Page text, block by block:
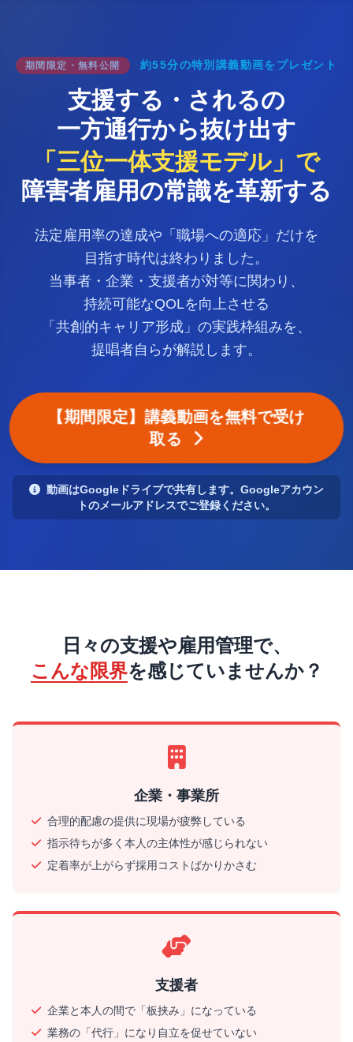
期間限定・無料公開 約55分の特別講義動画を プレゼント
支援する・されるの
一方通行から抜け出す
「三位一体支援モデル」で
障害者雇用の常識を革新する
法定雇用率の達成や 「職場への適応」だけを
目指す時代は終わりました。
当事者・企業・支援者が対等に関わり、
持続可能なQOLを向上させる
「共創的キャリア形成」の実践枠組みを、
提唱者自らが解説します。
【期間限定】講義動画を無料で受け
取る
動画はGoogleドライブで共有します。Googleアカウン
トのメールアドレスでご登録ください。
日々の支援や雇用管理で、
こんな限界を感じていませんか？
企業・事業所
合理的配慮の提供に現場が疲弊している
指示待ちが多く本人の主体性が感じられない
定着率が上がらず採用コストばかりかさむ
支援者
企業と本人の間で「板挟み」になっている
業務の「代行」になり自立を促せていない